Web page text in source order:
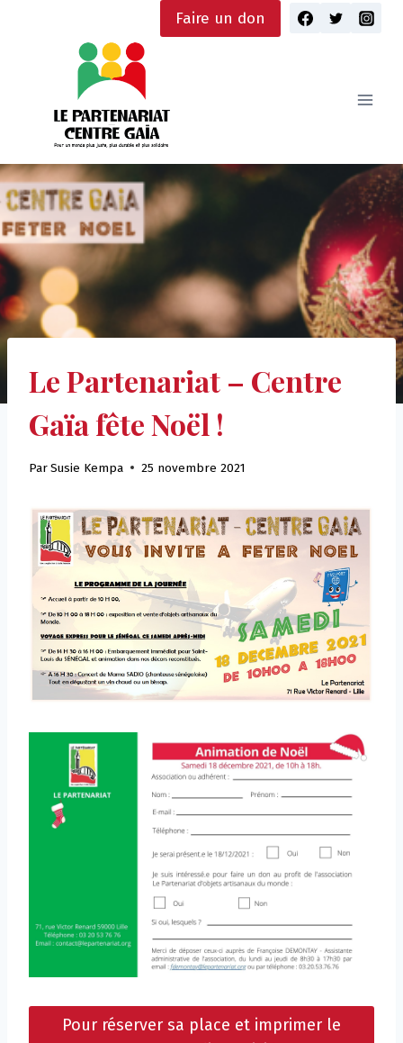
Faire un don
Le Partenariat – Centre
Gaïa fête Noël !
ParSusie Kempa 25 novembre 2021
Pour réserver sa place et imprimer le